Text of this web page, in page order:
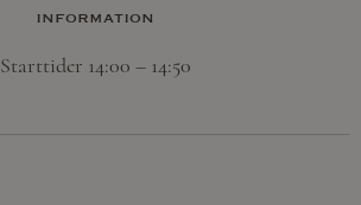
information
Starttider 14:00 – 14:50